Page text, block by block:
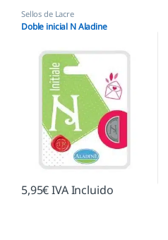
Sellos de Lacre
Doble inicial N Aladine
5,95€IVA Incluido